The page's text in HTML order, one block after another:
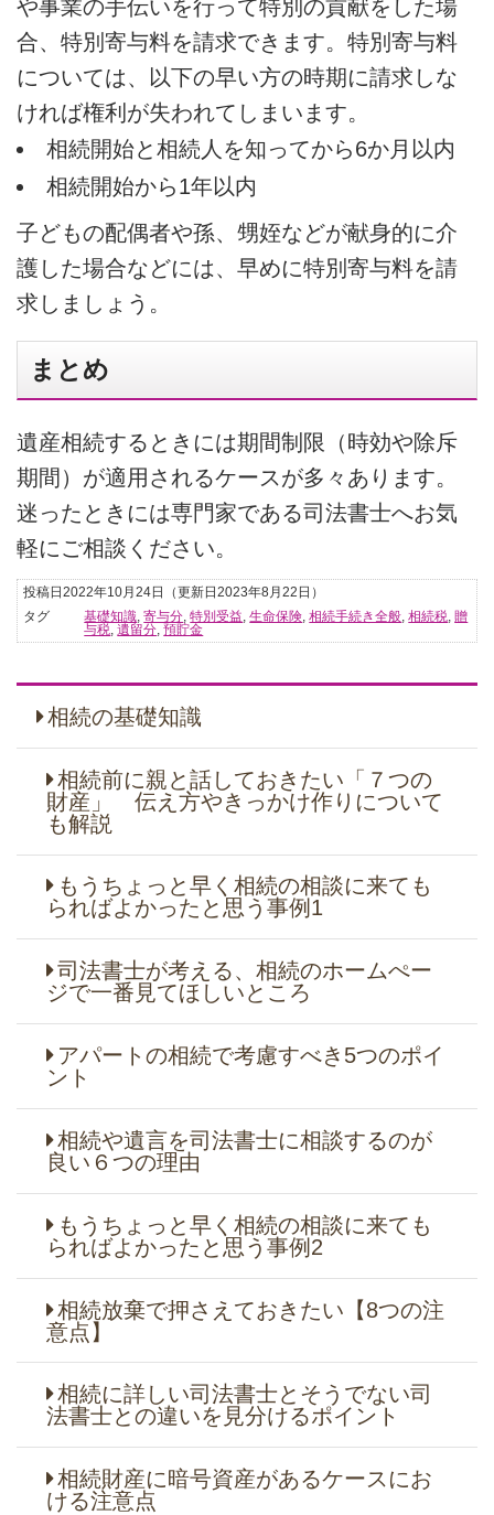
や事業の手伝いを行って特別の貢献をした場
合、特別寄与料を請求できます。特別寄与料
については、以下の早い方の時期に請求しな
ければ権利が失われてしまいます。
相続開始と相続人を知ってから6か月以内
相続開始から1年以内
子どもの配偶者や孫、甥姪などが献身的に介
護した場合などには、早めに特別寄与料を請
求しましょう。
まとめ
遺産相続するときには期間制限（時効や除斥
期間）が適用されるケースが多々あります。
迷ったときには専門家である司法書士へお気
軽にご相談ください。
投稿日2022年10月24日
（更新日2023年8月22日）
タグ
基礎知識,寄与分,特別受益,生命保険,相続手続き全般,相続税,贈
与税,遺留分,預貯金
相続の基礎知識
相続前に親と話しておきたい「７つの
財産」 伝え方やきっかけ作りについて
も解説
もうちょっと早く相続の相談に来ても
らればよかったと思う事例1
司法書士が考える、相続のホームぺー
ジで一番見てほしいところ
アパートの相続で考慮すべき5つのポイ
ント
相続や遺言を司法書士に相談するのが
良い６つの理由
もうちょっと早く相続の相談に来ても
らればよかったと思う事例2
相続放棄で押さえておきたい【8つの注
意点】
相続に詳しい司法書士とそうでない司
法書士との違いを見分けるポイント
相続財産に暗号資産があるケースにお
ける注意点